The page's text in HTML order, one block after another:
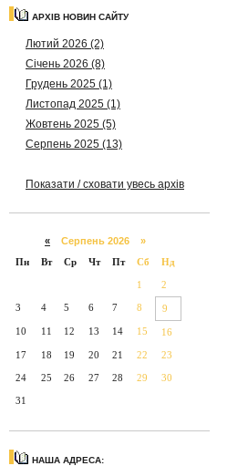
АРХІВ НОВИН САЙТУ
Лютий 2026 (2)
Січень 2026 (8)
Грудень 2025 (1)
Листопад 2025 (1)
Жовтень 2025 (5)
Серпень 2025 (13)
Показати / сховати увесь архів
« Серпень 2026 »
Пн
Вт Ср Чт Пт Сб Нд
1 2
3 4 5 6 7 8 9
10 11 12 13 14 15 16
17 18 19 20 21 22 23
24 25 26 27 28 29 30
31
НАША АДРЕСА: